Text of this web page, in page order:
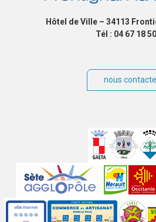
Hôtel de Ville – 34113
Tél : 04 67 18
nous
partenaires
Labels